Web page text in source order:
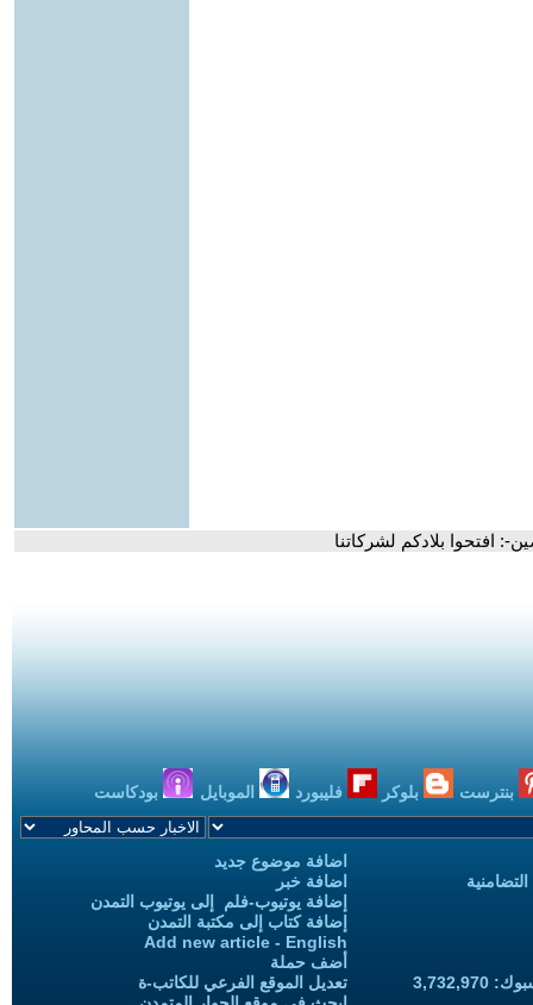
: افتحوا بلادكم لشركاتنا
بنترست بلوكر فليبورد الموبايل بودكاست
اضافة موضوع جديد
اضافة خبر
إضافة يوتيوب-فلم إلى يوتيوب التمدن
إضافة كتاب إلى مكتبة التمدن
Add new article - English
أضف حملة
تعديل الموقع الفرعي للكاتب-ة